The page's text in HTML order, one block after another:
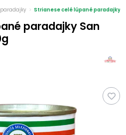
Strianese celé lúpané paradajky
paradajky San